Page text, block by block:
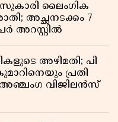
ലൈംഗിക
അച്ഛനടക്കം 7
അറസ്റ്റിൽ
അഴിമതി; പി
പ്രതി
വിജിലൻസ്